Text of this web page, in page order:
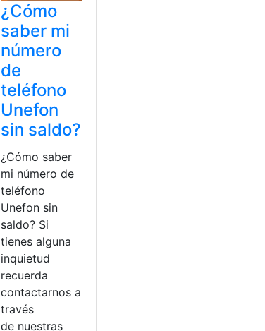
¿Cómo
saber mi
número
de
teléfono
Unefon
sin saldo?
¿Cómo saber
mi número de
teléfono
Unefon sin
saldo? Si
tienes alguna
inquietud
recuerda
contactarnos a
través
de nuestras